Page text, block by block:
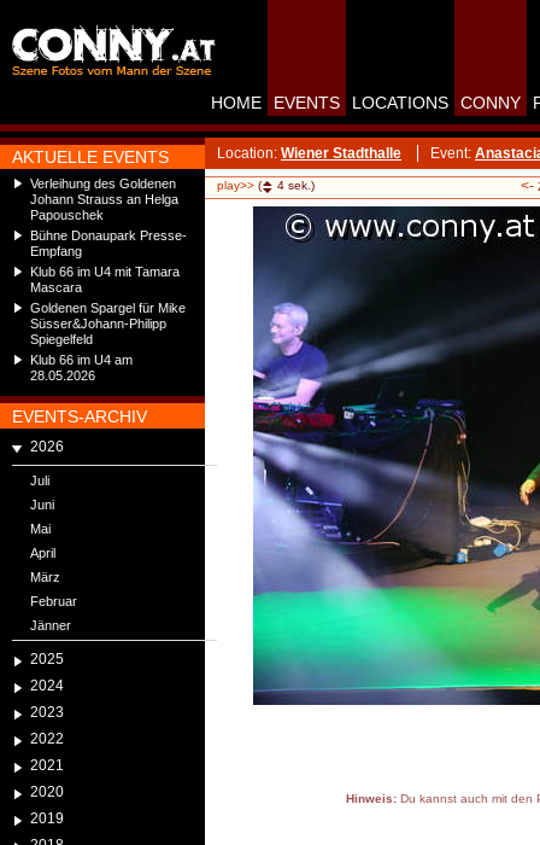
AKTUELLE EVENTS
Verleihung des Goldenen
Johann Strauss an Helga
Papouschek
Bühne Donaupark Presse-
Empfang
Klub 66 im U4 mit Tamara
Mascara
Goldenen Spargel für Mike
Süsser&Johann-Philipp
Spiegelfeld
Klub 66 im U4 am
28.05.2026
EVENTS-ARCHIV
2026
Juli
Juni
Mai
April
März
Februar
Jänner
2025
2024
2023
2022
2021
2020
2019
HOME EVENTS LOCATIONS CONNY
Location: Wiener Stadthalle Event:
play>> ( 4 sek.) <-
Hinweis:Du kannst auch mit den